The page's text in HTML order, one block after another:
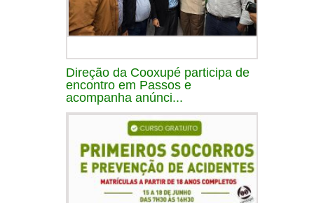
Direção da Cooxupé participa de
encontro em Passos e
acompanha anúnci...